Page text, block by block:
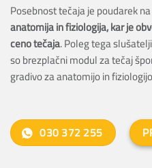
Posebnost tečaja je poudarek
anatomija in fiziologija, kar je
ceno tečaja. Poleg tega
so brezplačni modul za tečaj
gradivo za anatomijo in
030 372 255